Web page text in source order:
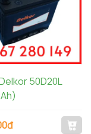
50D20L